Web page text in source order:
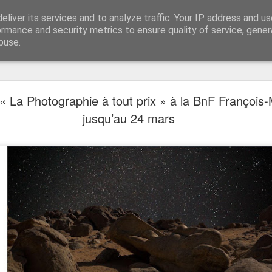
La Photographie à tout prix » à la BnF
jusqu’au 24 mars
its services and to analyze traffic. Your IP address and
and security metrics to ensure quality of service,
HELL - Découvrez la bande-annonce. Au
septembre